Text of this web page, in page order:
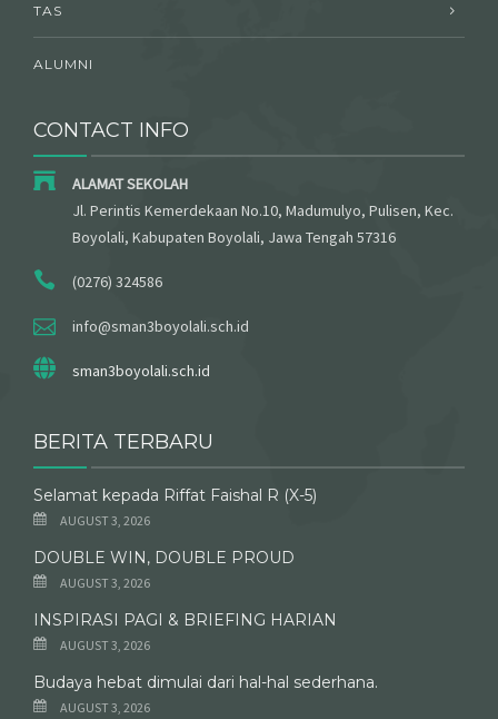
TAS
ALUMNI
CONTACT INFO
ALAMAT SEKOLAH
Jl. Perintis Kemerdekaan No.10, Madumulyo, Pulisen, Kec.
Boyolali, Kabupaten Boyolali, Jawa Tengah 57316
(0276) 324586
info@sman3boyolali.sch.id
sman3boyolali.sch.id
BERITA TERBARU
Selamat kepada Riffat Faishal R (X-5)
AUGUST 3, 2026
DOUBLE WIN, DOUBLE PROUD
AUGUST 3, 2026
INSPIRASI PAGI & BRIEFING HARIAN
AUGUST 3, 2026
Budaya hebat dimulai dari hal-hal sederhana.
AUGUST 3, 2026